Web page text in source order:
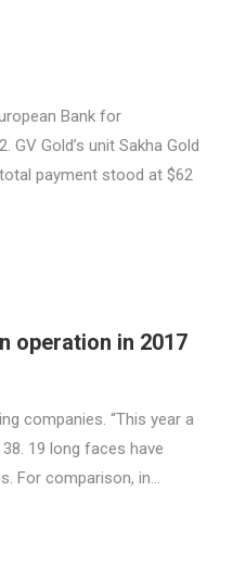
Bank for
Gold’s unit Sakha Gold
payment stood at $62
operation in 2017
companies. “This year a
19 long faces have
For comparison, in…